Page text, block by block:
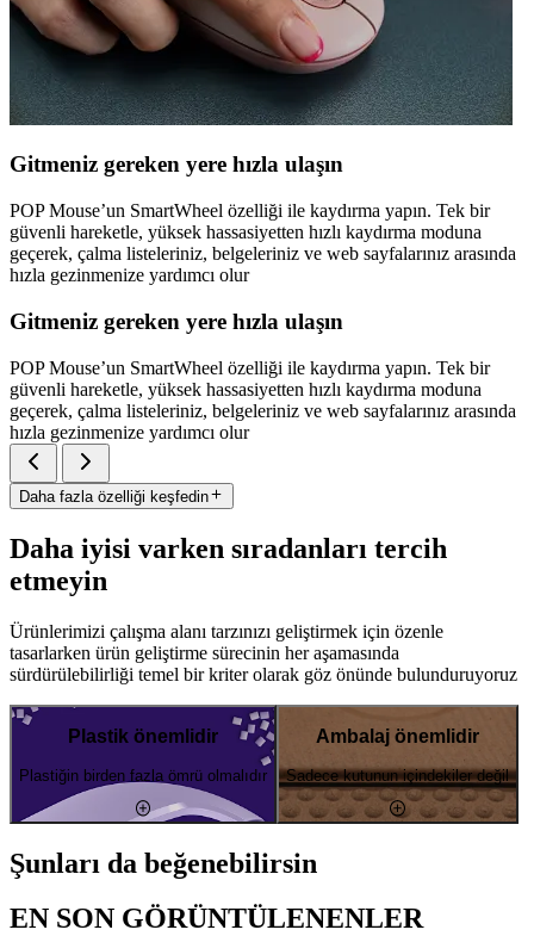
Gitmeniz gereken yere hızla ulaşın
POP Mouse’un SmartWheel özelliği ile kaydırma yapın. Tek bir
güvenli hareketle, yüksek hassasiyetten hızlı kaydırma moduna
geçerek, çalma listeleriniz, belgeleriniz ve web sayfalarınız arasında
hızla gezinmenize yardımcı olur
Gitmeniz gereken yere hızla ulaşın
POP Mouse’un SmartWheel özelliği ile kaydırma yapın. Tek bir
güvenli hareketle, yüksek hassasiyetten hızlı kaydırma moduna
geçerek, çalma listeleriniz, belgeleriniz ve web sayfalarınız arasında
hızla gezinmenize yardımcı olur
Daha fazla özelliği keşfedin
Daha iyisi varken sıradanları tercih
etmeyin
Ürünlerimizi çalışma alanı tarzınızı geliştirmek için özenle
tasarlarken ürün geliştirme sürecinin her aşamasında
sürdürülebilirliği temel bir kriter olarak göz önünde bulunduruyoruz
Plastik önemlidir
Plastiğin birden fazla ömrü olmalıdır
Ambalaj önemlidir
Sadece kutunun içindekiler değil
Şunları da beğenebilirsin
EN SON GÖRÜNTÜLENENLER